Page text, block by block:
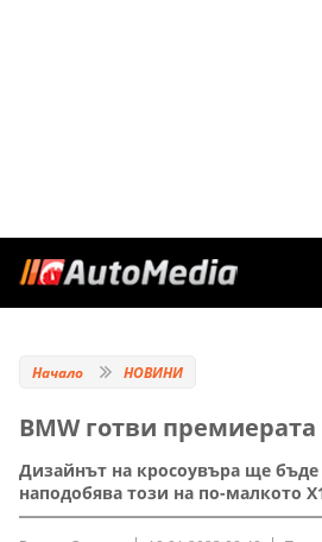
Начало НОВИНИ
BMW готви премиерата
Дизайнът на кросоувъра ще
наподобява този на по-малкото